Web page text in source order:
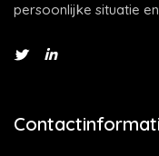
persoonlijke situatie